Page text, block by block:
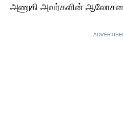
அணுகி அவர்களின்